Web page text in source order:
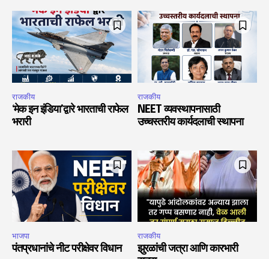
राजकीय
‘मेक इन इंडिया’द्वारे भारताची राफेल
भरारी
राजकीय
NEET व्यवस्थापनासाठी
उच्चस्तरीय कार्यदलाची स्थापना
भाजपा
पंतप्रधानांचे नीट परीक्षेवर विधान
राजकीय
झुरळांची जत्रा आणि कारभारी